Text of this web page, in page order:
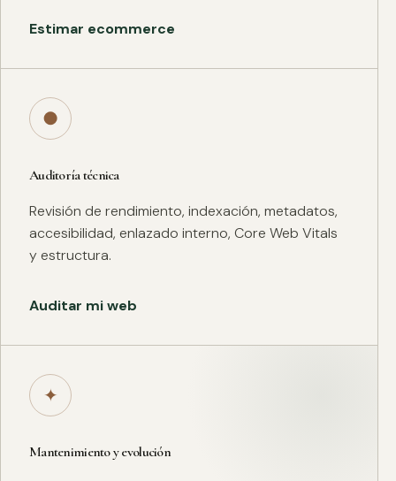
Estimar ecommerce
●
Auditoría técnica
Revisión de rendimiento, indexación, metadatos,
accesibilidad, enlazado interno, Core Web Vitals
y estructura.
Auditar mi web
✦
Mantenimiento y evolución